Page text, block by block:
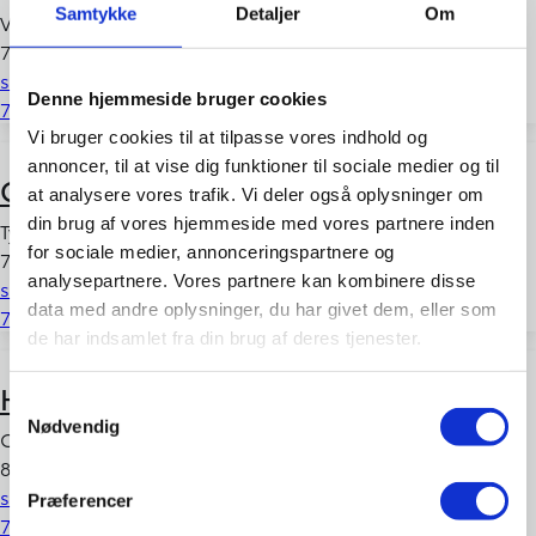
Samtykke Detaljer Om
Denne hjemmeside bruger cookies
Vi bruger cookies til at tilpasse vores indhold og
annoncer, til at vise dig funktioner til sociale medier og til
at analysere vores trafik. Vi deler også oplysninger om
din brug af vores hjemmeside med vores partnere inden
for sociale medier, annonceringspartnere og
analysepartnere. Vores partnere kan kombinere disse
data med andre oplysninger, du har givet dem, eller som
de har indsamlet fra din brug af deres tjenester.
Samtykkevalg
Nødvendig
Præferencer
Vejlevej 117
7000 Fredericia
salg.fredericia@atbiler.dk
75 92 41 00
Give
Tykhøjetvej 2
7323 Give
salg.give@atbiler.dk
75 73 18 00
Horsens
Orionvej 1
8700 Horsens
salg.horsens@atbiler.dk
75 62 00 11